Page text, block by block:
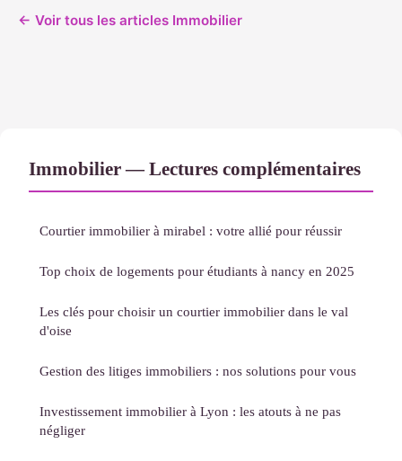
← Voir tous les articles Immobilier
Immobilier — Lectures complémentaires
Courtier immobilier à mirabel : votre allié pour réussir
Top choix de logements pour étudiants à nancy en 2025
Les clés pour choisir un courtier immobilier dans le val
d'oise
Gestion des litiges immobiliers : nos solutions pour vous
Investissement immobilier à Lyon : les atouts à ne pas
négliger